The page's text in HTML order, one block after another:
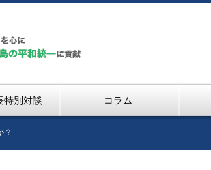
特別対談 コラム
？